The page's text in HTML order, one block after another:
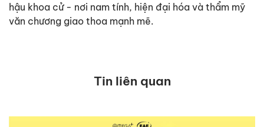
hậu khoa cử - nơi nam tính, hiện đại hóa và thẩm mỹ
văn chương giao thoa mạnh mẽ.
Tin liên quan